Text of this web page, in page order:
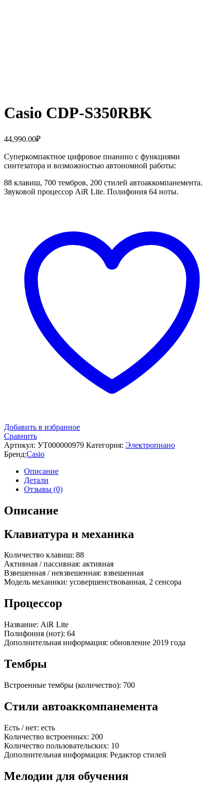
Casio CDP-S350RBK
44,990.00₽
Суперкомпактное цифровое пианино с функциями
синтезатора и возможностью автономной работы:
88 клавиш, 700 тембров, 200 стилей автоаккомпанемента.
Звуковой процессор AiR Lite. Полифония 64 ноты.
Добавить в избранное
Сравнить
Артикул: УТ000000979 Категория: Электропиано
Бренд:Casio
Описание
Детали
Отзывы (0)
Описание
Клавиатура и механика
Количество клавиш: 88
Активная / пассивная: активная
Взвешенная / невзвешенная: взвешенная
Модель механики: усовершенствованная, 2 сенсора
Процессор
Название: AiR Lite
Полифония (нот): 64
Дополнительная информация: обновление 2019 года
Тембры
Встроенные тембры (количество): 700
Стили автоаккомпанемента
Есть / нет: есть
Количество встроенных: 200
Количество пользовательских: 10
Дополнительная информация: Редактор стилей
Мелодии для обучения